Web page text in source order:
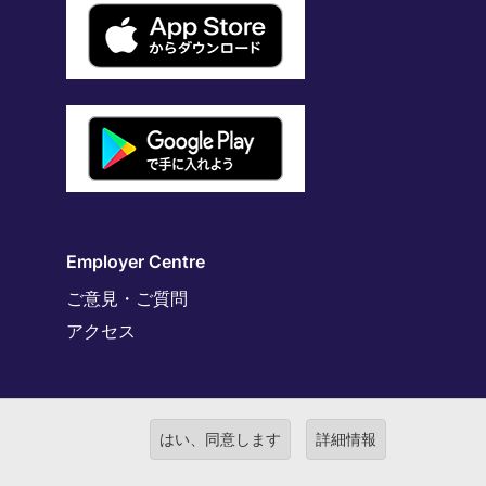
Employer Centre
ご意見・ご質問
アクセス
はい、同意します 詳細情報